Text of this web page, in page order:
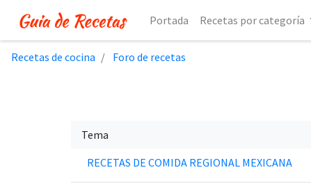
Portada Recetas por categoría
Recetas de cocina Foro de recetas
Tema
RECETAS DE COMIDA REGIONAL MEXICANA